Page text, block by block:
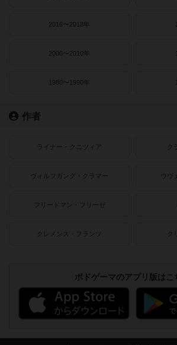
2016〜2018年
2000〜2010年
1980〜1990年
作者
ライナー・クニツィア ク
ヴォルフガング・クラマー ウヴ
フリードマン・フリーゼ
クレメンス・フランツ ク
ボドゲーマのアプリ版はこ